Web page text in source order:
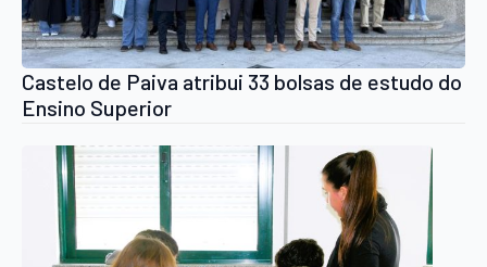
Castelo de Paiva atribui 33 bolsas de estudo do
Ensino Superior